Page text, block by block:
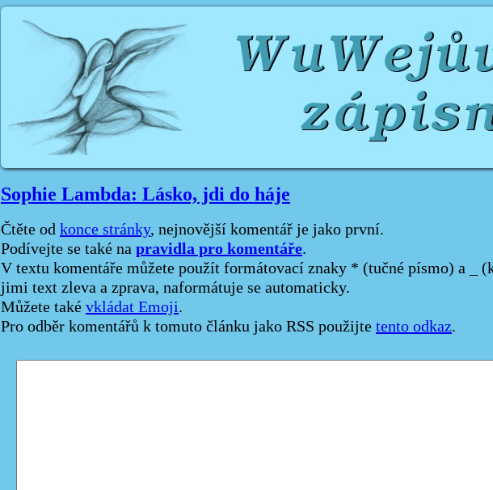
Sophie Lambda: Lásko, jdi do háje
Čtěte od konce stránky, nejnovější komentář je jako první.
Podívejte se také na pravidla pro komentáře.
V textu komentáře můžete použít formátovací znaky * (tučné písmo) a _
jimi text zleva a zprava, naformátuje se automaticky.
Můžete také vkládat Emoji.
Pro odběr komentářů k tomuto článku jako RSS použijte tento odkaz.